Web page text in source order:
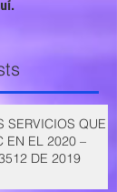
SERVICIOS QUE
EN EL 2020 –
DE 2019